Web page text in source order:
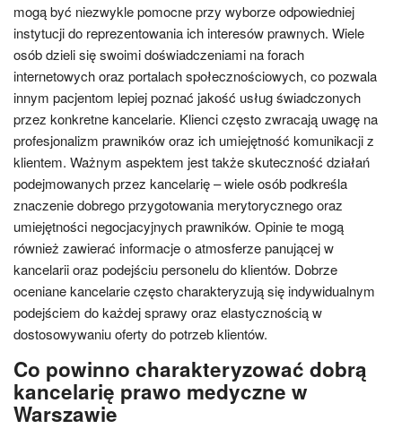
mogą być niezwykle pomocne przy wyborze odpowiedniej
instytucji do reprezentowania ich interesów prawnych. Wiele
osób dzieli się swoimi doświadczeniami na forach
internetowych oraz portalach społecznościowych, co pozwala
innym pacjentom lepiej poznać jakość usług świadczonych
przez konkretne kancelarie. Klienci często zwracają uwagę na
profesjonalizm prawników oraz ich umiejętność komunikacji z
klientem. Ważnym aspektem jest także skuteczność działań
podejmowanych przez kancelarię – wiele osób podkreśla
znaczenie dobrego przygotowania merytorycznego oraz
umiejętności negocjacyjnych prawników. Opinie te mogą
również zawierać informacje o atmosferze panującej w
kancelarii oraz podejściu personelu do klientów. Dobrze
oceniane kancelarie często charakteryzują się indywidualnym
podejściem do każdej sprawy oraz elastycznością w
dostosowywaniu oferty do potrzeb klientów.
Co powinno charakteryzować dobrą
kancelarię prawo medyczne w
Warszawie